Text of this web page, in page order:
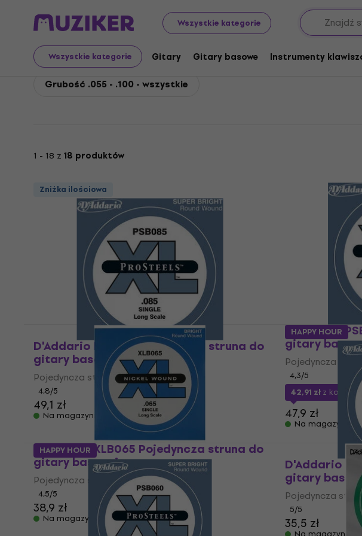
Wszystkie kategorie
Wszystkie kategorie Gitary Gitary basowe Instrumenty
D'Addario Gitary basowe Struny do gitar basowych Pojedyncze struny do
D'Addario Grubość .055 - .100
Grubość .055 - .100 - wszystkie
1 - 18 z 18 produktów
Zniżka ilościowa
D'Addario PSB085 Pojedyncza struna do
gitary basowej
Pojedyncza struna do gitary basowej
4,8/5
49,1 zł
Na magazynie
D'Addario
gitary
Pojedyncza
4,3/5
42,91 złz kodem
47,9 zł
Na magazynie
D'Addario XLB065 Pojedyncza struna do
gitary basowej
Pojedyncza struna do gitary basowej
4,5/5
38,9 zł
Na magazynie
HAPPY HOUR
D'Addario
gitary
Pojedyncza
5/5
35,5 zł
HAPPY HOUR